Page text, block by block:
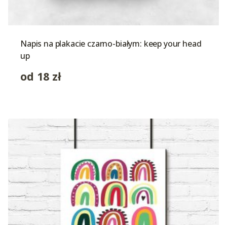
Napis na plakacie czarno-białym: keep your head
up
od 18 zł